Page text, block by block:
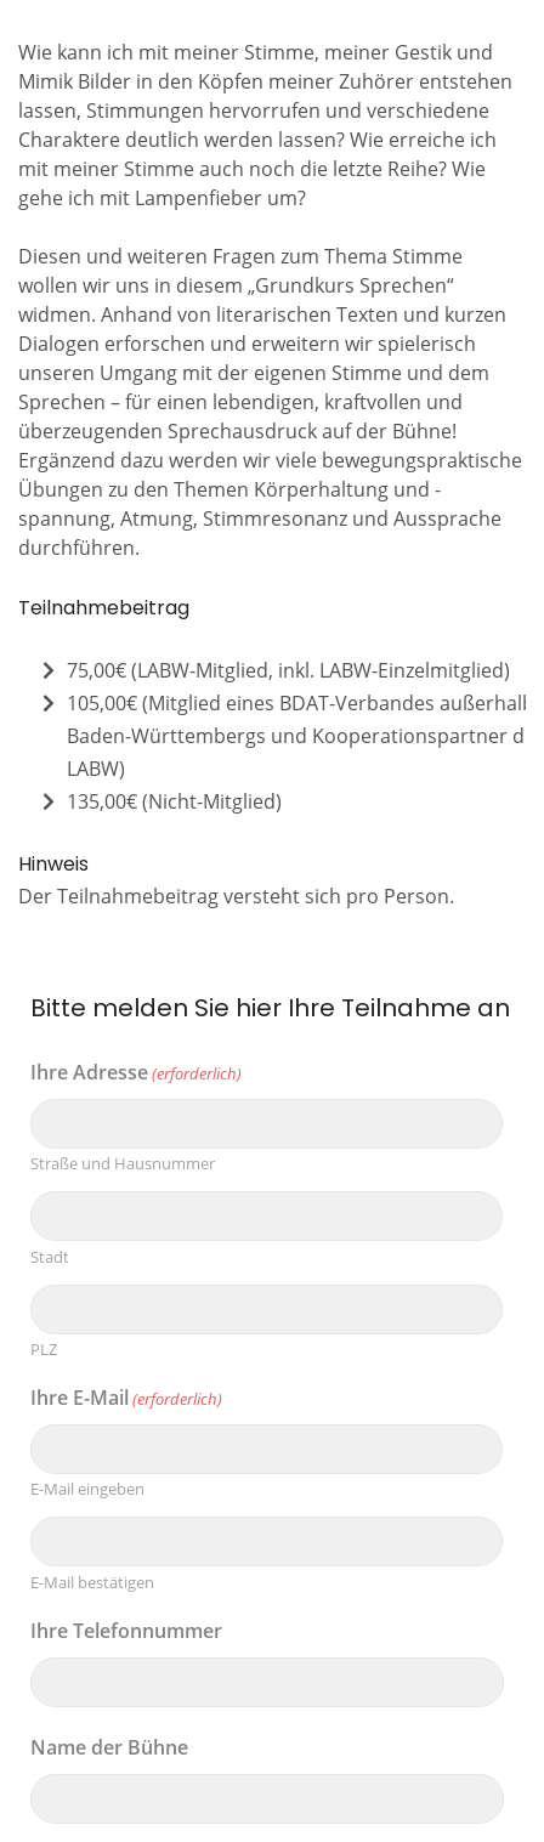
Wie kann ich mit meiner Stimme, meiner Gestik und
Mimik Bilder in den Köpfen meiner Zuhörer entstehen
lassen, Stimmungen hervorrufen und verschiedene
Charaktere deutlich werden lassen? Wie erreiche ich
mit meiner Stimme auch noch die letzte Reihe? Wie
gehe ich mit Lampenfieber um?
Diesen und weiteren Fragen zum Thema Stimme
wollen wir uns in diesem „Grundkurs Sprechen“
widmen. Anhand von literarischen Texten und kurzen
Dialogen erforschen und erweitern wir spielerisch
unseren Umgang mit der eigenen Stimme und dem
Sprechen – für einen lebendigen, kraftvollen und
überzeugenden Sprechausdruck auf der Bühne!
Ergänzend dazu werden wir viele bewegungspraktische
Übungen zu den Themen Körperhaltung und -
spannung, Atmung, Stimmresonanz und Aussprache
durchführen.
Teilnahmebeitrag
75,00€ (LABW-Mitglied, inkl. LABW-Einzelmitglied)
105,00€ (Mitglied eines BDAT-Verbandes außerhalb
Baden-Württembergs und Kooperationspartner des
LABW)
135,00€ (Nicht-Mitglied)
Hinweis
Der Teilnahmebeitrag versteht sich pro Person.
Bitte melden Sie hier Ihre Teilnahme an
Ihre Adresse(erforderlich)
Straße und Hausnummer
Stadt
PLZ
Ihre E-Mail (erforderlich)
E-Mail eingeben
E-Mail bestätigen
Ihre Telefonnummer
Name der Bühne